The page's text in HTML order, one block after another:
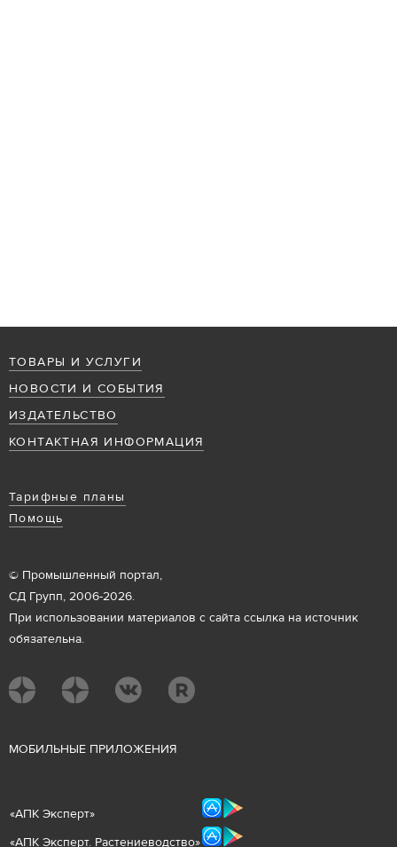
ТОВАРЫ И УСЛУГИ
НОВОСТИ И СОБЫТИЯ
ИЗДАТЕЛЬСТВО
КОНТАКТНАЯ ИНФОРМАЦИЯ
Тарифные планы
Помощь
© Промышленный портал,
СД Групп, 2006-2026.
При использовании материалов с сайта ссылка на источник
обязательна.
МОБИЛЬНЫЕ ПРИЛОЖЕНИЯ
«АПК Эксперт»
«АПК Эксперт. Растениеводство»